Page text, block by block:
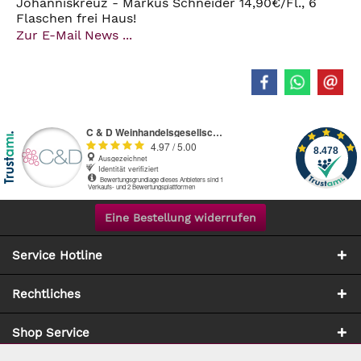
Flaschen frei Haus!
Zur E-Mail News ...
Eine Bestellung widerrufen
Service Hotline
Rechtliches
Shop Service